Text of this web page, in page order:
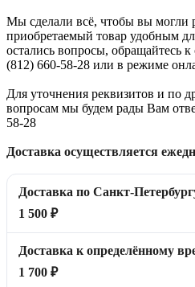
Мы сделали всё, чтобы вы могли
приобретаемый товар удобным
остались вопросы, обращайтесь
(812) 660-58-28 или в режиме
Для уточнения реквизитов и по
вопросам мы будем рады Вам
58-28
Доставка осуществляется
Доставка по Санкт-
1 500 ₽
Доставка к определённому
1 700 ₽